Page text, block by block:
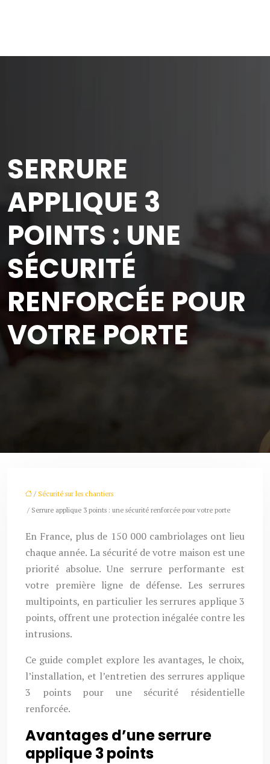
SERRURE
APPLIQUE 3
POINTS : UNE
SÉCURITÉ
RENFORCÉE POUR
VOTRE PORTE
/ Sécurité sur les chantiers
/ Serrure applique 3 points : une sécurité renforcée pour votre porte
En France, plus de 150 000 cambriolages ont lieu
chaque année. La sécurité de votre maison est une
priorité absolue. Une serrure performante est
votre première ligne de défense. Les serrures
multipoints, en particulier les serrures applique 3
points, offrent une protection inégalée contre les
intrusions.
Ce guide complet explore les avantages, le choix,
l’installation, et l’entretien des serrures applique
3 points pour une sécurité résidentielle
renforcée.
Avantages d’une serrure
applique 3 points